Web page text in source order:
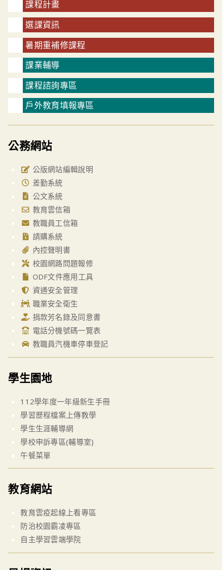
課程計畫
選課資訊
暑期重補修課程
課業輔導
課程諮詢專區
戶外教育填報專區
公務網站
公版網站編輯說明
差勤系統
公文系統
教育雲信箱
教職員工信箱
請購系統
內控聲明書
校園網路問題報修
ODF文件應用工具
資通安全管理
職業安全衛生
捐款芳名錄及同意書
電話分機號碼一覽表
教職員汽機車停車登記
學生園地
112學年度一年級新生手冊
學習歷程檔案上傳教學
學生生涯輔導網
學校申訴專區(輔導室)
午餐菜單
教育網站
教育雲疫起線上看專區
防治校園霸凌專區
自主學習雲端學院